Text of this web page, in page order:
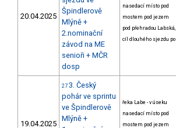
20.04.2025
Špindlerově
Mlýně +
2.nominační
závod na ME
senioři + MČR
dosp
nasedací místo pod
mostem pod jezem
pod přehradou Labská,
cíl dlouhého sjezdu po
19.04.2025
27 3. Český
pohár ve sprintu
ve Špindlerově
Mlýně +
řeka Labe - v úseku
nasedací místo pod
mostem pod jezem